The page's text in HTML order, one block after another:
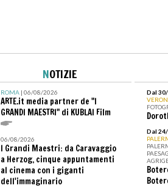
NOTIZIE
ROMA| 06/08/2026
ARTE.it media partner de "I
GRANDI MAESTRI" di KUBLAI Film
06/08/2026
I Grandi Maestri: da Caravaggio
a Herzog, cinque appuntamenti
al cinema con i giganti
dell'immaginario
Dal
Dal